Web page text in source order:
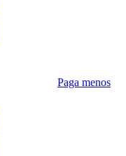
Paga menos